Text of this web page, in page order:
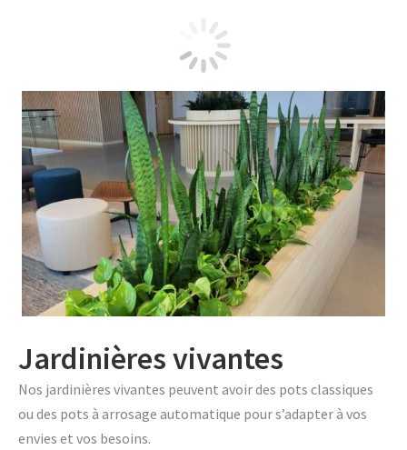
Jardinières vivantes
Nos jardinières vivantes peuvent avoir des pots classiques
ou des pots à arrosage automatique pour s’adapter à vos
envies et vos besoins.